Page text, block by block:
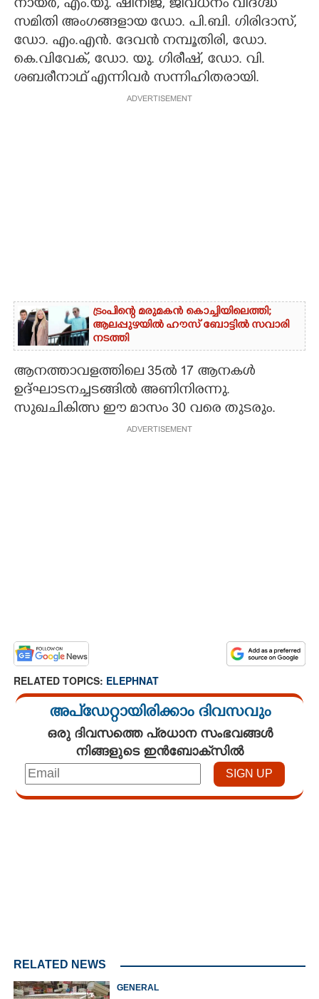
നായർ, എം.യു. ഷിനിജ, ജീവധനം വിദഗ്ദ്ധ
സമിതി അംഗങ്ങളായ ഡോ. പി.ബി. ഗിരിദാസ്,
ഡോ. എം.എൻ. ദേവൻ നമ്പൂതിരി, ഡോ.
കെ.വിവേക്, ഡോ. യു. ഗിരീഷ്, ഡോ. വി.
ശബരീനാഥ് എന്നിവർ സന്നിഹിതരായി.
ADVERTISEMENT
ട്രംപിന്റെ മരുമകൻ കൊച്ചിയിലെത്തി;
ആലപ്പുഴയിൽ ഹൗസ് ബോട്ടിൽ സവാരി
നടത്തി
ആനത്താവളത്തിലെ 35ൽ 17 ആനകൾ
ഉദ്ഘാടനച്ചടങ്ങിൽ അണിനിരന്നു.
സുഖചികിത്സ ഈ മാസം 30 വരെ തുടരും.
ADVERTISEMENT
RELATED TOPICS: ELEPHNAT
അപ്ഡേറ്റായിരിക്കാം ദിവസവും
ഒരു ദിവസത്തെ പ്രധാന സംഭവങ്ങൾ
നിങ്ങളുടെ ഇൻബോക്സിൽ
RELATED NEWS
GENERAL